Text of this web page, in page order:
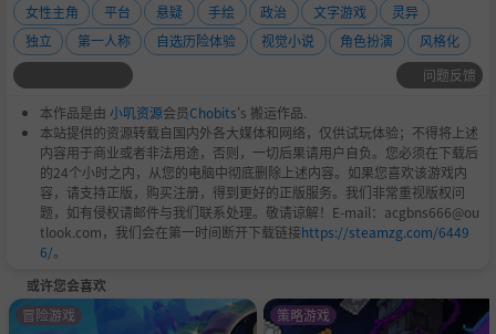
女性主角
平台 悬疑 手绘 政治 文字游戏
灵异
独立
第一人称 自选历险体验 视觉小说 角色扮演
风格化
问题反馈
本作品是由 小叽资源会员Chobits's 搬运作品.
本站提供的资源转载自国内外各大媒体和网络，仅供试玩体验；不得将上述
内容用于商业或者非法用途，否则，一切后果请用户自负。您必须在下载后
的24个小时之内，从您的电脑中彻底删除上述内容。如果您喜欢该游戏内
容，请支持正版，购买注册，得到更好的正版服务。我们非常重视版权问
题，如有侵权请邮件与我们联系处理。敬请谅解！E-mail：acgbns666@ou
tlook.com，我们会在第一时间断开下载链接https://steamzg.com/6449
6/。
或许您会喜欢
冒险游戏 策略游戏